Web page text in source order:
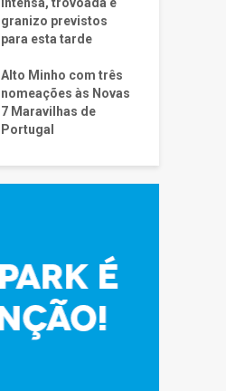
granizo previstos
para esta tarde
Alto Minho com três
nomeações às Novas
7 Maravilhas de
Portugal